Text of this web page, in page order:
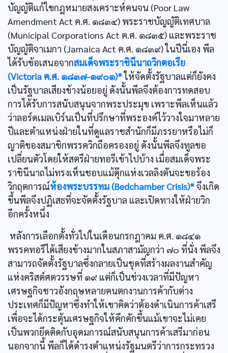
บัญญัติแก้ไขกฎหมายสงเคราะห์คนจน (Poor Law
Amendment Act ค.ศ. ๑๘๓๔) พระราชบัญญัติเทศบาล
(Municipal Corporations Act ค.ศ. ๑๘๓๕) และพระราช
บัญญัติจาเมกา (Jamaica Act ค.ศ. ๑๘๓๙) ในปีนี่เอง พีล
ได้รับข้อเสนอจากสมเด็จพระราชินีนาถวิกตอเรีย
(Victoria ค.ศ. ๑๘๓๗-๑๙๐๑)*ให้จัดตั้งรัฐบาลแต่ก็ยังคง
เป็นรัฐบาลเสียงข้างน้อยอยู่ ดังนั้นพีลจึงต้องการทดสอบ
การได้รับการสนับสนุนจากพระประมุข เพราะพีลเห็นแล้ว
ว่าลอร์ดเมลเบิร์นเป็นที่ปรึกษาที่พระองค์ไว้วางใจมาหลาย
ปีและตำแหน่งฝ่ายในที่ดูแลราชสำนักก็มีภรรยาหรือไม่ก็
ญาติของสมาชิกพรรควิกถือครองอยู่ ดังนั้นพีลจึงทูลขอ
เปลี่ยนตัวโดยให้สตรีฝ่ายทอรีเข้าไปบ้าง เมื่อสมเด็จพระ
ราชินีนาถไม่ทรงเห็นชอบแม้ดุ๊กแห่งเวลลิงตันจะขอร้อง
วิกฤตการณ์ห้องพระบรรทม (Bedchamber Crisis)*จึงเกิด
ขึ้นพีลจึงปฏิเสธที่จะจัดตั้งรัฐบาล และเปิดทางให้ฝ่ายวิก
อีกครั้งหนึ่ง
หลังการเลือกตั้งทั่วไปในเดือนกรกฎาคม ค.ศ. ๑๘๔๑
พรรคทอรีได้เสียงข้างมากในสภาสามัญกว่า ๗๐ ที่นั่ง พีลจึง
สามารถจัดตั้งรัฐบาลซึ่งกลายเป็นชุดที่สร้างผลงานสำคัญ
แห่งคริสต์ศตวรรษที่ ๑๙ แต่ก็เป็นช่วงเวลาที่มีปัญหา
เศรษฐกิจชาวอังกฤษหลายคนตกงานการค้ากับต่าง
ประเทศก็มีปัญหาซึ่งทำให้เขาคิดว่าต้องดำเนินการค้าเสรี
เพื่อจะได้กระตุ้นเศรษฐกิจให้คึกคักขึ้นแม้เขาจะไม่เคย
เป็นพวกยึดติดกับอุดมการณ์สนับสนุนการค้าเสรีมาก่อน
นอกจากนี้ พีลก็ได้ดำรงตำแหน่งรัฐมนตรีว่าการกระทรวง